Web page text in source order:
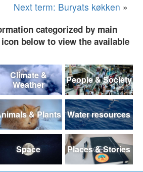
Next term: Buryats køkken »
categorized by main
below to view the available
Climate &
Weather
People & Society
& Plants Water resources
Space Places & Stories